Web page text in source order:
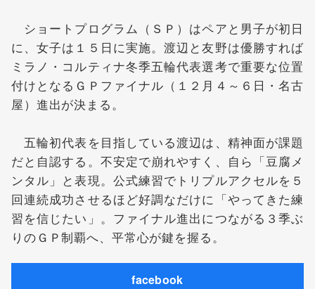
ショートプログラム（ＳＰ）はペアと男子が初日
に、女子は１５日に実施。渡辺と友野は優勝すれば
ミラノ・コルティナ冬季五輪代表選考で重要な位置
付けとなるＧＰファイナル（１２月４～６日・名古
屋）進出が決まる。
五輪初代表を目指している渡辺は、精神面が課題
だと自認する。不安定で崩れやすく、自ら「豆腐メ
ンタル」と表現。公式練習でトリプルアクセルを５
回連続成功させるほど好調なだけに「やってきた練
習を信じたい」。ファイナル進出につながる３季ぶ
りのＧＰ制覇へ、平常心が鍵を握る。
facebook